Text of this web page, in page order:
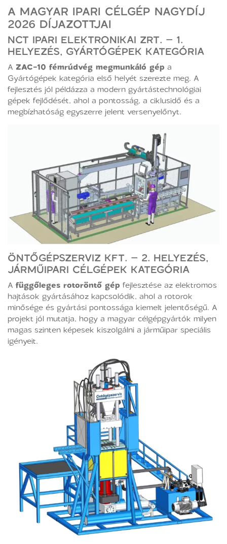
A MAGYAR IPARI CÉLGÉP NAGYDÍJ
2026 DÍJAZOTTJAI
NCT IPARI ELEKTRONIKAI ZRT. – 1.
HELYEZÉS, GYÁRTÓGÉPEK KATEGÓRIA
A ZAC-10 fémrúdvég megmunkáló gép a
Gyártógépek kategória első helyét szerezte meg. A
fejlesztés jól példázza a modern gyártástechnológiai
gépek fejlődését, ahol a pontosság, a ciklusidő és a
megbízhatóság egyszerre jelent versenyelőnyt.
ÖNTŐGÉPSZERVIZ KFT. – 2. HELYEZÉS,
JÁRMŰIPARI CÉLGÉPEK KATEGÓRIA
A függőleges rotoröntő gép fejlesztése az elektromos
hajtások gyártásához kapcsolódik, ahol a rotorok
minősége és gyártási pontossága kiemelt jelentőségű. A
projekt jól mutatja, hogy a magyar célgépgyártók milyen
magas szinten képesek kiszolgálni a járműipar speciális
igényeit.